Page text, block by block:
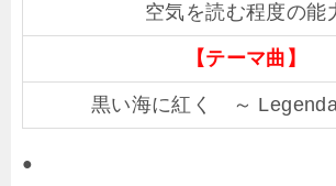
空気を読む程度の能
【テーマ曲】
黒い海に紅く ～
●